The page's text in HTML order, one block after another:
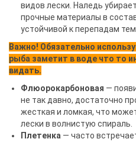
видов лески. Наледь
прочные материалы в
устойчивой к перепадам
Важно! Обязательно
рыба заметит в воде что то
видать.
Флюорокарбоновая —
не так давно, достаточно
жесткая и ломкая, что
лески в волнистую спираль.
Плетенка — часто